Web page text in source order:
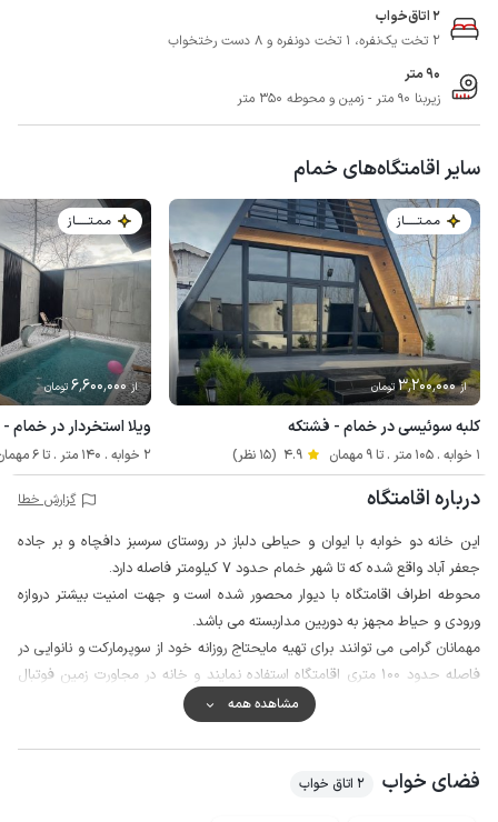
2 اتاق‌خواب
2 تخت یک‌نفره، 1 تخت دونفره و 8 دست رختخواب
90 متر
زیربنا 90 متر - زمین و محوطه 350 متر
سایر اقامتگاه‌های خمام
مـمـتــــــاز
از 3٬200٬000تومان
کلبه سوئیسی در خمام - فشتکه
1 خوابه . 105 متر . تا 9 مهمان 4.9 (15 نظر)
مـمـتــــــاز
از 6٬600٬000 تومان
ویلا استخردار در خمام
2 خوابه . 140 متر . تا 6 مهمان
درباره اقامتگاه گزارش خطا
این خانه دو خوابه با ایوان و حیاطی دلباز در روستای سرسبز دافچاه و بر جاده
جعفر آباد واقع شده که تا شهر خمام حدود 7 کیلومتر فاصله دارد.
محوطه اطراف اقامتگاه با دیوار محصور شده است و جهت امنیت بیشتر دروازه
ورودی و حیاط مجهز به دوربین مداربسته می باشد.
مهمانان گرامی می توانند برای تهیه مایحتاج روزانه خود از سوپرمارکت و نانوایی در
فاصله حدود 100 متری اقامتگاه استفاده نمایند و خانه در مجاورت زمین فوتبال
سفارش صبحانه، ناهار و شام محلی با پرداخت هزینه جداگانه و هماهنگی قبلی با
میزبان فراهم می باشد، همچنین پوشش شبکه تلفن همراه برای دو اپراتور ایرانسل
و همراه اول در مکالمه خوب و دسترسی به اینترنت به صورت 4g است.
مشاهده همه
فضای خواب 2 اتاق خواب